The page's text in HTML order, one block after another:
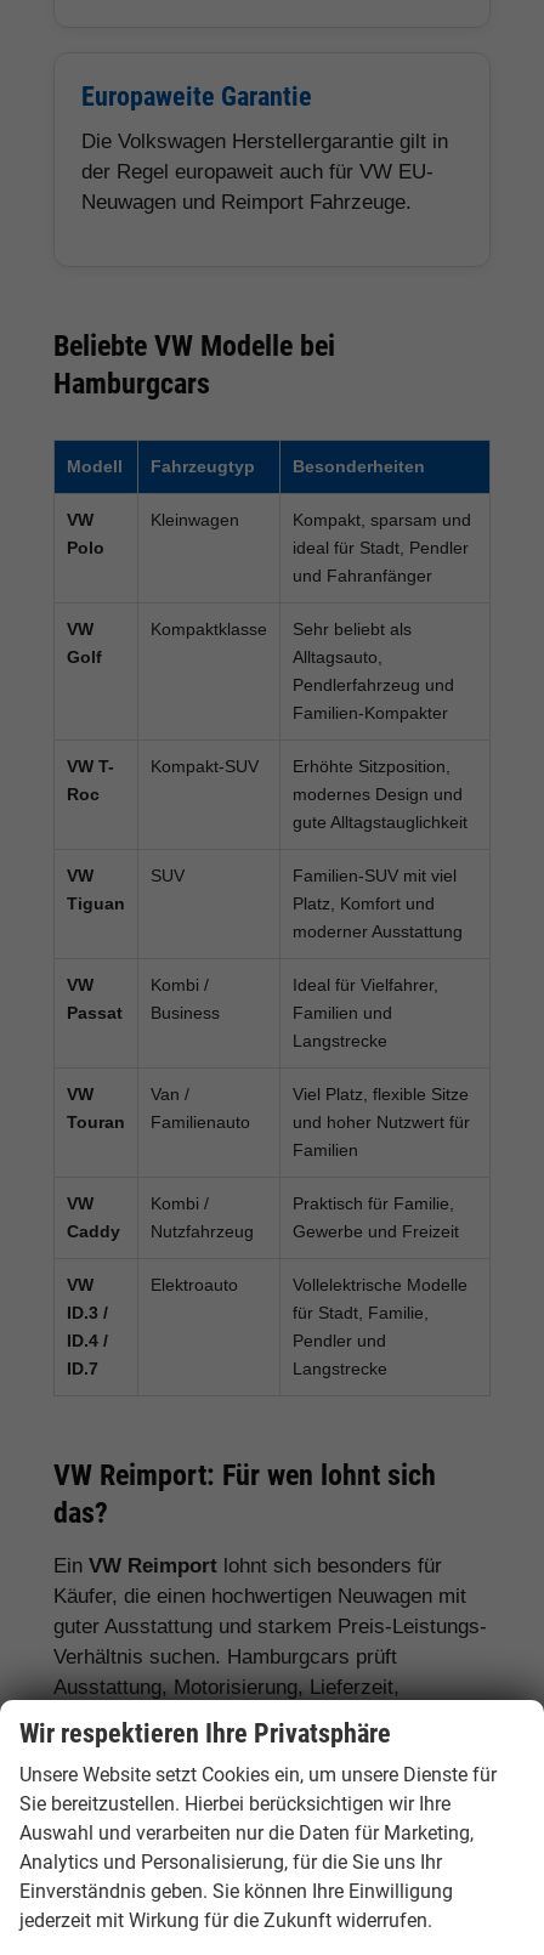
Europaweite Garantie
Die Volkswagen Herstellergarantie gilt in
der Regel europaweit auch für VW EU-
Neuwagen und Reimport Fahrzeuge.
Beliebte VW Modelle bei
Hamburgcars
Modell Fahrzeugtyp Besonderheiten
VW
Polo
Kleinwagen
Kompakt, sparsam und
ideal für Stadt, Pendler
und Fahranfänger
VW
Golf
Kompaktklasse
Sehr beliebt als
Alltagsauto,
Pendlerfahrzeug und
Familien-Kompakter
VW T-
Roc
Kompakt-SUV
Erhöhte Sitzposition,
modernes Design und
gute Alltagstauglichkeit
VW
Tiguan
SUV
Familien-SUV mit viel
Platz, Komfort und
moderner Ausstattung
VW
Passat
Kombi /
Business
Ideal für Vielfahrer,
Familien und
Langstrecke
VW
Touran
Van /
Familienauto
Viel Platz, flexible Sitze
und hoher Nutzwert für
Familien
VW
Caddy
Kombi /
Nutzfahrzeug
Praktisch für Familie,
Gewerbe und Freizeit
VW
ID.3 /
ID.4 /
ID.7
Elektroauto
Vollelektrische Modelle
für Stadt, Familie,
Pendler und
Langstrecke
VW Reimport: Für wen lohnt sich
das?
Ein VW Reimport lohnt sich besonders für
Käufer, die einen hochwertigen Neuwagen mit
guter Ausstattung und starkem Preis-Leistungs-
Verhältnis suchen. Hamburgcars prüft
Ausstattung, Motorisierung, Lieferzeit,
Garantiebedingungen und Fahrzeugdetails
transparent vor dem Kauf.
Für Stadtfahrer:VW Polo, VW Golf, VW
ID.3
Für Familien: VW Tiguan, VW Passat
Variant, VW Touran, VW Caddy
Wir respektieren Ihre Privatsphäre
Unsere Website setzt Cookies ein, um unsere Dienste für
Sie bereitzustellen. Hierbei berücksichtigen wir Ihre
Auswahl und verarbeiten nur die Daten für Marketing,
Analytics und Personalisierung, für die Sie uns Ihr
Einverständnis geben. Sie können Ihre Einwilligung
jederzeit mit Wirkung für die Zukunft widerrufen.